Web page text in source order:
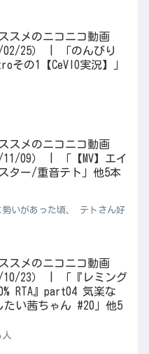
スメのニコニコ動画
02/25） | 「のんびり
その1【CeVIO実況】」
スメのニコニコ動画
11/09） | 「【MV】エイ
ター/重音テト」他5本
いがあった頃、 テトさん好
スメのニコニコ動画
10/23） | 「『レミング
RTA』part04 気楽な
たい茜ちゃん #20」他5